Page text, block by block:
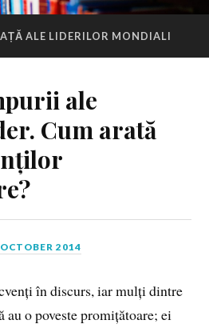
ALE LIDERILOR MONDIALI
ale
Cum arată
2014
în discurs, iar mulți dintre
au o poveste promițătoare; ei